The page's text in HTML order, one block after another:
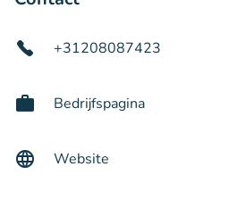
+31208087423
Bedrijfspagina
Website